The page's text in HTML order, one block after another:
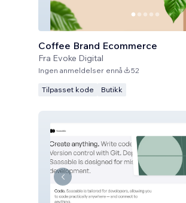
Coffee Brand Ecommerce
Fra Evoke Digital
Ingen anmeldelser ennå 52
Tilpasset kode Butikk